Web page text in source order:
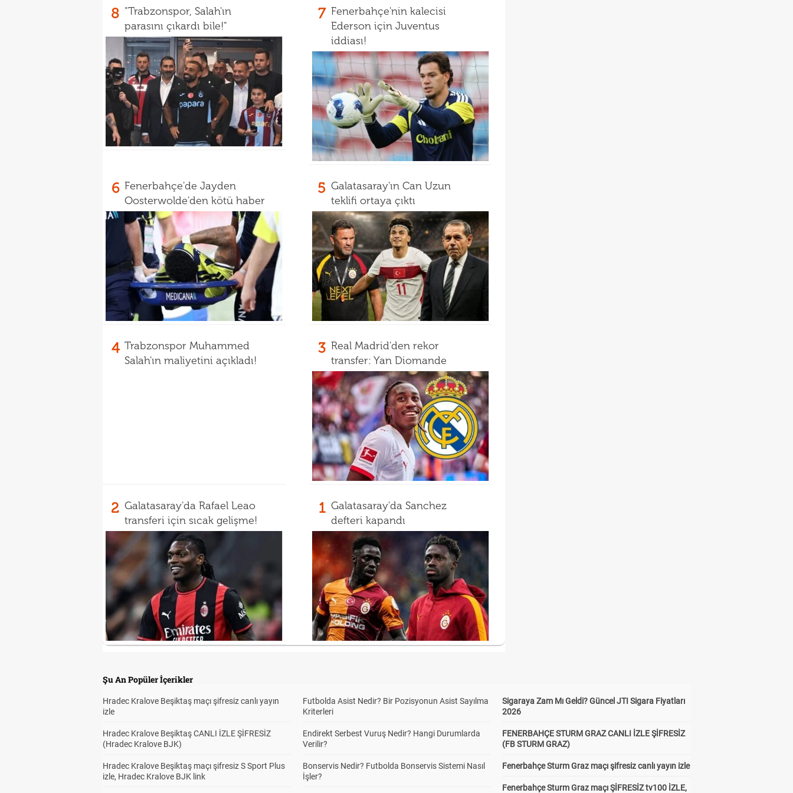
8 "Trabzonspor, Salah'ın
parasını çıkardı bile!"
7 Fenerbahçe'nin kalecisi
Ederson için Juventus
iddiası!
6 Fenerbahçe'de Jayden
Oosterwolde'den kötü haber
5 Galatasaray'ın Can Uzun
teklifi ortaya çıktı
4 Trabzonspor Muhammed
Salah'ın maliyetini açıkladı!
3 Real Madrid'den rekor
transfer: Yan Diomande
2 Galatasaray'da Rafael Leao
transferi için sıcak gelişme!
1 Galatasaray'da Sanchez
defteri kapandı
Şu An Popüler İçerikler
Hradec Kralove Beşiktaş maçı şifresiz canlı yayın
izle
Hradec Kralove Beşiktaş CANLI İZLE ŞİFRESİZ
(Hradec Kralove BJK)
Hradec Kralove Beşiktaş maçı şifresiz S Sport Plus
izle, Hradec Kralove BJK link
Futbolda Asist Nedir? Bir Pozisyonun Asist Sayılma
Kriterleri
Endirekt Serbest Vuruş Nedir? Hangi Durumlarda
Verilir?
Bonservis Nedir? Futbolda Bonservis Sistemi Nasıl
İşler?
Sigaraya Zam Mı Geldi? Güncel JTI Sigara Fiyatları
2026
FENERBAHÇE STURM GRAZ CANLI İZLE ŞİFRESİZ
(FB STURM GRAZ)
Fenerbahçe Sturm Graz maçı şifresiz canlı yayın izle
Fenerbahçe Sturm Graz maçı ŞİFRESİZ tv100 İZLE,